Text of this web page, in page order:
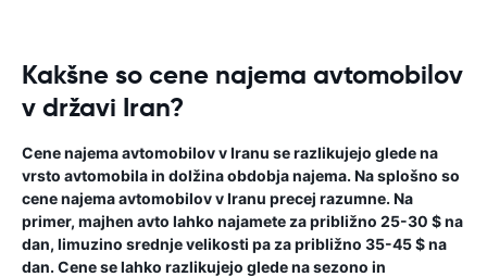
Kakšne so cene najema avtomobilov
v državi Iran?
Cene najema avtomobilov v Iranu se razlikujejo glede na
vrsto avtomobila in dolžina obdobja najema. Na splošno so
cene najema avtomobilov v Iranu precej razumne. Na
primer, majhen avto lahko najamete za približno 25-30 $ na
dan, limuzino srednje velikosti pa za približno 35-45 $ na
dan. Cene se lahko razlikujejo glede na sezono in